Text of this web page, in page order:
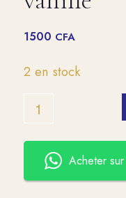
1500 CFA
2 en stock
Acheter